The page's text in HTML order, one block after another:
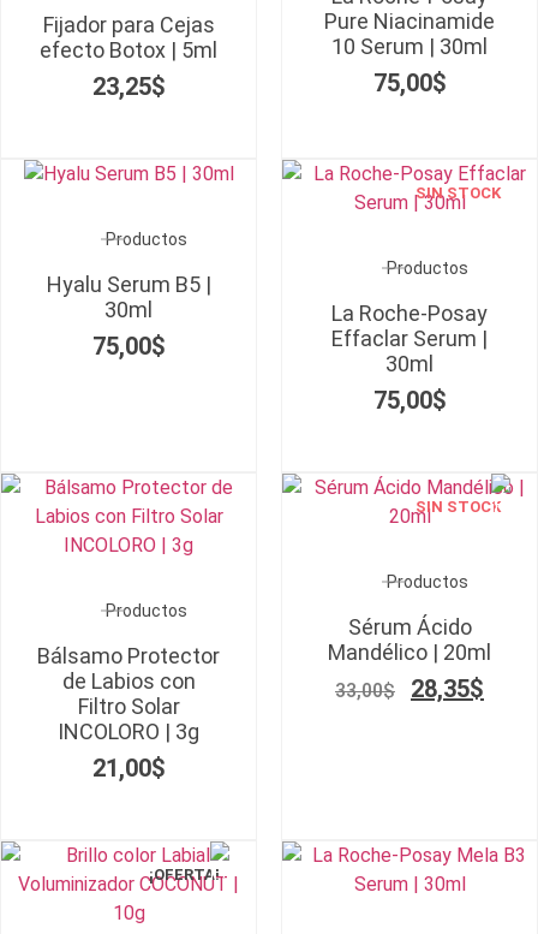
Fijador para Cejas
efecto Botox | 5ml
23,25$
Pure Niacinamide
10 Serum | 30ml
75,00$
Productos
Hyalu Serum B5 |
30ml
75,00$
SIN STOCK
Productos
La Roche-Posay
Effaclar Serum |
30ml
75,00$
Productos
Bálsamo Protector
de Labios con
Filtro Solar
INCOLORO | 3g
21,00$
SIN STOCK
Productos
Sérum Ácido
Mandélico | 20ml
33,00$ 28,35$
¡OFERTA!